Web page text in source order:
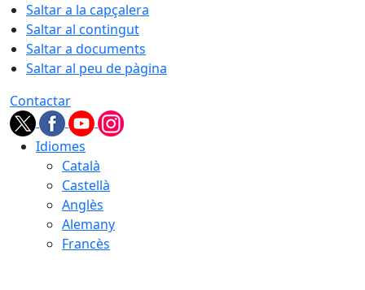
Saltar a la capçalera
Saltar al contingut
Saltar a documents
Saltar al peu de pàgina
Contactar
Idiomes
Català
Castellà
Anglès
Alemany
Francès